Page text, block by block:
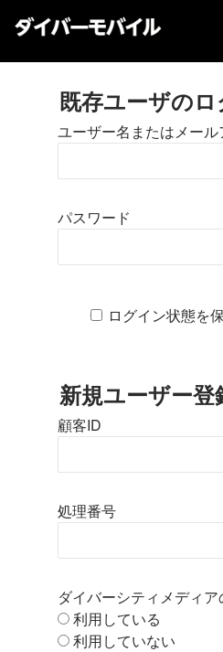
既存ユーザの
ユーザー名またはメール
パスワード
ログイン状態を
新規ユーザー登
顧客ID
処理番号
ダイバーシティメディア
利用している
利用していない